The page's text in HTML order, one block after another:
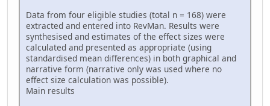
Data from four eligible studies (total n = 168) were
extracted and entered into RevMan. Results were
synthesised and estimates of the effect sizes were
calculated and presented as appropriate (using
standardised mean differences) in both graphical and
narrative form (narrative only was used where no
effect size calculation was possible).
Main results